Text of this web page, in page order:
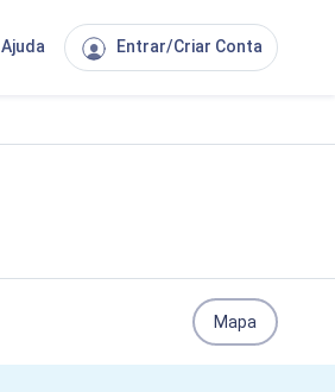
Ajuda Entrar/Criar Conta
Mapa